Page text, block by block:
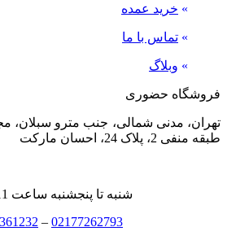
» خرید عمده
» تماس با ما
» وبلاگ
فروشگاه حضوری
تهران، مدنی شمالی، جنب مترو سبلان،
طبقه منفی 2، پلاک 24، احسان مارکت
شنبه تا پنجشنبه ساعت 11 الی 20
02177262793
–